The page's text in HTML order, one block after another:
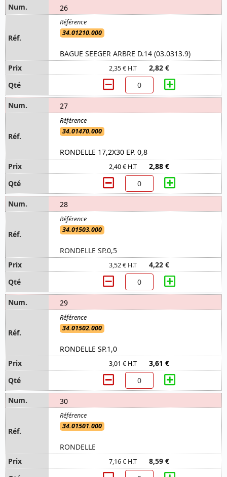
26
34.01210.000
BAGUE SEEGER ARBRE D.14 (03.0313.9)
2,35 € H.T 2,82 €
27
34.01470.000
RONDELLE 17,2X30 EP. 0,8
2,40 € H.T 2,88 €
28
34.01503.000
RONDELLE SP.0,5
3,52 € H.T 4,22 €
29
34.01502.000
RONDELLE SP.1,0
3,01 € H.T 3,61 €
30
34.01501.000
RONDELLE
7,16 € H.T 8,59 €